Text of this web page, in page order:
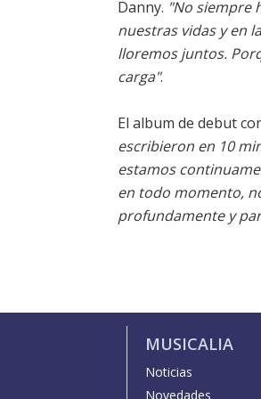
Danny. "No siempre
nuestras vidas y en
lloremos juntos.
carga".
El album de debut
escribieron en 10
estamos
en todo momento,
profundamente y
MUSICALIA
Noticias
Novedades